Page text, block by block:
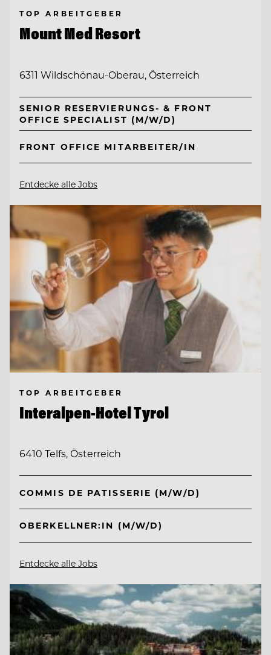
TOP ARBEITGEBER
Mount Med Resort
6311 Wildschönau-Oberau, Österreich
SENIOR RESERVIERUNGS- & FRONT
OFFICE SPECIALIST (M/W/D)
FRONT OFFICE MITARBEITER/IN
Entdecke alle Jobs
TOP ARBEITGEBER
Interalpen-Hotel Tyrol
6410 Telfs, Österreich
COMMIS DE PATISSERIE (M/W/D)
OBERKELLNER:IN (M/W/D)
Entdecke alle Jobs